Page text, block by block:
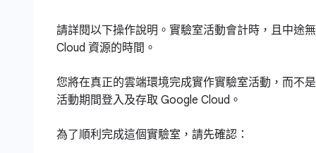
請詳閱以下操作說明。實驗室活動會計時，且中途
Cloud 資源的時間。
您將在真正的雲端環境完成實作實驗室活動，而不
活動期間登入及存取 Google Cloud。
為了順利完成這個實驗室，請先確認：